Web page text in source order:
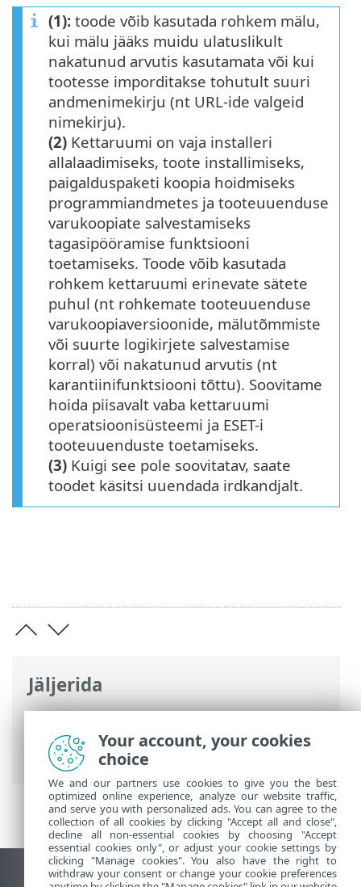
Jäljerida
ESET-i veebispikker>ESET Endpoint
Security >Spetsifikatsioonid >
Süsteeminõuded
(1): toode võib kasutada rohkem mälu,
kui mälu jääks muidu ulatuslikult
nakatunud arvutis kasutamata või kui
tootesse imporditakse tohutult suuri
andmenimekirju (nt URL-ide valgeid
nimekirju).
(2) Kettaruumi on vaja installeri
allalaadimiseks, toote installimiseks,
paigalduspaketi koopia hoidmiseks
programmiandmetes ja tooteuuenduse
varukoopiate salvestamiseks
tagasipööramise funktsiooni
toetamiseks. Toode võib kasutada
rohkem kettaruumi erinevate sätete
puhul (nt rohkemate tooteuuenduse
varukoopiaversioonide, mälutõmmiste
või suurte logikirjete salvestamise
korral) või nakatunud arvutis (nt
karantiinifunktsiooni tõttu). Soovitame
hoida piisavalt vaba kettaruumi
operatsioonisüsteemi ja ESET-i
tooteuuenduste toetamiseks.
(3) Kuigi see pole soovitatav, saate
toodet käsitsi uuendada irdkandjalt.
Vaata tavaarvutile mõeldud veebilehte
Your account, your cookies
choice
We and our partners use cookies to give you the best
optimized online experience, analyze our website traffic,
and serve you with personalized ads. You can agree to the
collection of all cookies by clicking "Accept all and close",
decline all non-essential cookies by choosing "Accept
essential cookies only", or adjust your cookie settings by
clicking "Manage cookies". You also have the right to
withdraw your consent or change your cookie preferences